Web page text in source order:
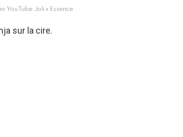
YouTube Joli » Essence
sur la cire.